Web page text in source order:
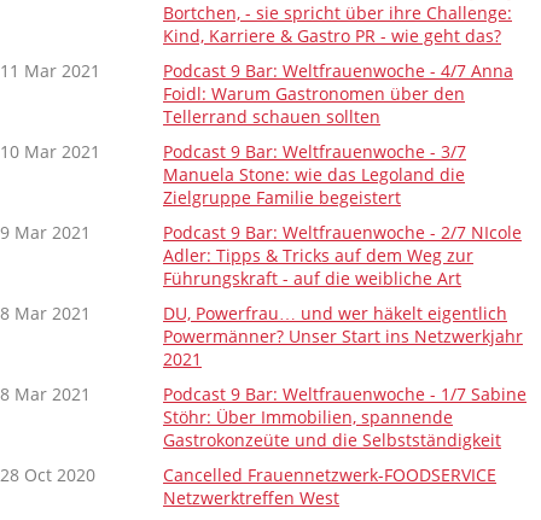
Bortchen, - sie spricht über ihre Challenge:
Kind, Karriere & Gastro PR - wie geht das?
11 Mar 2021
Podcast 9 Bar: Weltfrauenwoche - 4/7 Anna
Foidl: Warum Gastronomen über den
Tellerrand schauen sollten
10 Mar 2021
Podcast 9 Bar: Weltfrauenwoche - 3/7
Manuela Stone: wie das Legoland die
Zielgruppe Familie begeistert
9 Mar 2021
Podcast 9 Bar: Weltfrauenwoche - 2/7 NIcole
Adler: Tipps & Tricks auf dem Weg zur
Führungskraft - auf die weibliche Art
8 Mar 2021
DU, Powerfrau… und wer häkelt eigentlich
Powermänner? Unser Start ins Netzwerkjahr
2021
8 Mar 2021
Podcast 9 Bar: Weltfrauenwoche - 1/7 Sabine
Stöhr: Über Immobilien, spannende
Gastrokonzeüte und die Selbstständigkeit
28 Oct 2020
Cancelled Frauennetzwerk-FOODSERVICE
Netzwerktreffen West